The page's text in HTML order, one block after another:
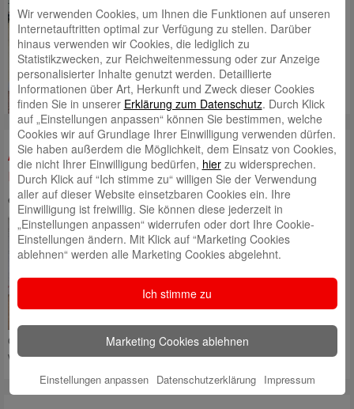
Stiftung zur Förderung von
Kunst, Kultur und Denkmalpflege
ins Leben gerufen. Seither haben
wir über 4,1 Millionen Euro an
mehr als 1.000 Projekte
ausgeschüttet!Mehr lesen
Azubi-Roadshow „Gemeinsam für eine
nachhaltige Zukunft“
eingestellt vonAndrea Rupprechtam 20. Juni 2024
Mit einem tollen Projekt haben
unsere Auszubildenden des
Lehrjahres 2022 einen
Meilenstein in unserem Haus
gesetzt: Sie haben eine
Roadshow zum Thema
Nachhaltigkeit veranstaltet. Ziel
war es, alle Abteilungen und
Geschäftsstellen zu besuchen und zu informieren. Und dieses Ziel
wurdeMehr lesen
Wir verwenden Cookies, um Ihnen die Funktionen auf unseren
Internetauftritten optimal zur Verfügung zu stellen. Darüber
hinaus verwenden wir Cookies, die lediglich zu
Statistikzwecken, zur Reichweitenmessung oder zur Anzeige
personalisierter Inhalte genutzt werden. Detaillierte
Informationen über Art, Herkunft und Zweck dieser Cookies
finden Sie in unserer Erklärung zum Datenschutz. Durch Klick
auf „Einstellungen anpassen“ können Sie bestimmen, welche
Cookies wir auf Grundlage Ihrer Einwilligung verwenden dürfen.
Sie haben außerdem die Möglichkeit, dem Einsatz von Cookies,
die nicht Ihrer Einwilligung bedürfen, hierzu widersprechen.
Durch Klick auf “Ich stimme zu“ willigen Sie der Verwendung
aller auf dieser Website einsetzbaren Cookies ein. Ihre
Einwilligung ist freiwillig. Sie können diese jederzeit in
„Einstellungen anpassen“ widerrufen oder dort Ihre Cookie-
Einstellungen ändern. Mit Klick auf “Marketing Cookies
ablehnen“ werden alle Marketing Cookies abgelehnt.
Ich stimme zu
Marketing Cookies ablehnen
Einstellungen anpassen Datenschutzerklärung Impressum